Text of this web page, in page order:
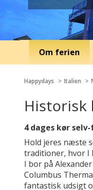
Om ferien
Happydays Italien
Historisk
4 dages kør
Hold jeres næste
traditioner, hvor I
I bor på
Columbus
fantastisk udsigt